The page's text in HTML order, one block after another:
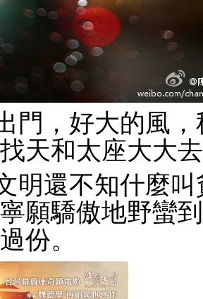
門，好大的風
天和太座大大
明還不知什麼
願驕傲地野蠻
份。